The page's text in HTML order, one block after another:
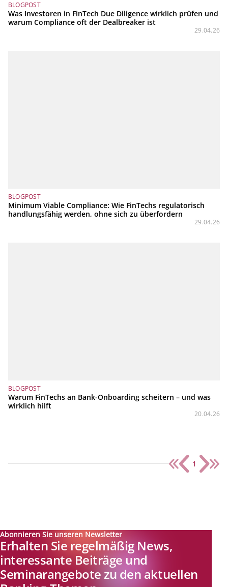
BLOGPOST
Was Investoren in FinTech Due Diligence wirklich prüfen und
warum Compliance oft der Dealbreaker ist
29.04.26
BLOGPOST
Minimum Viable Compliance: Wie FinTechs regulatorisch
handlungsfähig werden, ohne sich zu überfordern
29.04.26
BLOGPOST
Warum FinTechs an Bank-Onboarding scheitern – und was
wirklich hilft
20.04.26
1
Abonnieren Sie unseren Newsletter
Erhalten Sie regelmäßig News,
interessante Beiträge und
Seminarangebote zu den aktuellen